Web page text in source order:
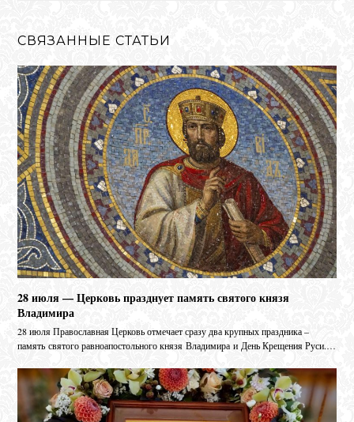
СВЯЗАННЫЕ СТАТЬИ
28 июля — Церковь празднует память святого князя
Владимира
28 июля Православная Церковь отмечает сразу два крупных праздника –
память святого равноапостольного князя Владимира и День Крещения Руси.…